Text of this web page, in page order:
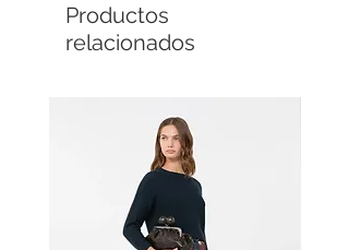
Productos
relacionados